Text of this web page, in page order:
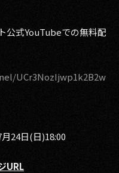
公式YouTubeでの無料配
UCr3NozIjwp1k2B2w
24日(日)18:00
URL